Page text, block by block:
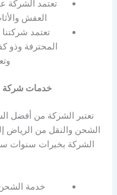
تعتمد الشركة
العفش
تعتمد
المحترفة وذو
خدمات
تعتبر الشركة من أفضل
الشحن والنقل من الرياض
الشركة بخبرات سنوات
خدمة الشحن